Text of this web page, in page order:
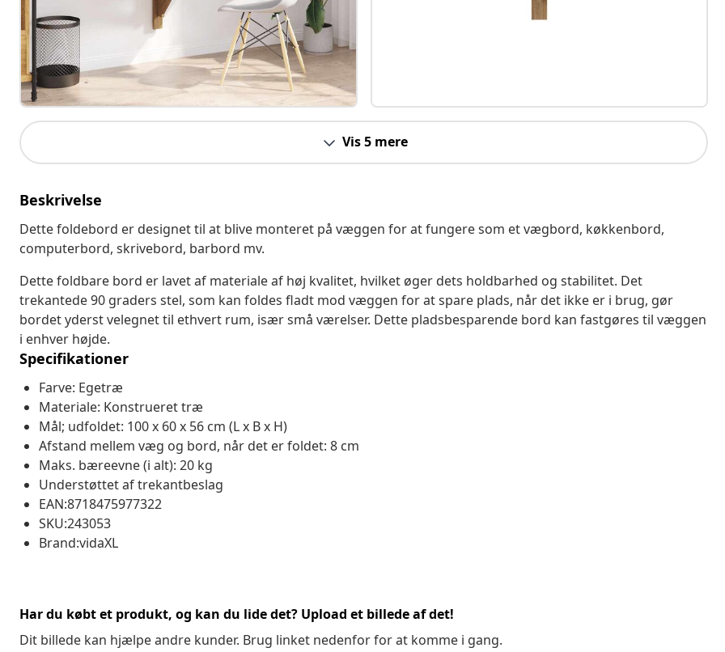
Vis 5 mere
Beskrivelse
Dette foldebord er designet til at blive monteret på væggen for at fungere som et vægbord, køkkenbord,
computerbord, skrivebord, barbord mv.
Dette foldbare bord er lavet af materiale af høj kvalitet, hvilket øger dets holdbarhed og stabilitet. Det
trekantede 90 graders stel, som kan foldes fladt mod væggen for at spare plads, når det ikke er i brug, gør
bordet yderst velegnet til ethvert rum, især små værelser. Dette pladsbesparende bord kan fastgøres til væggen
i enhver højde.
Specifikationer
Farve: Egetræ
Materiale: Konstrueret træ
Mål; udfoldet: 100 x 60 x 56 cm (L x B x H)
Afstand mellem væg og bord, når det er foldet: 8 cm
Maks. bæreevne (i alt): 20 kg
Understøttet af trekantbeslag
EAN:8718475977322
SKU:243053
Brand:vidaXL
Har du købt et produkt, og kan du lide det? Upload et billede af det!
Dit billede kan hjælpe andre kunder. Brug linket nedenfor for at komme i gang.